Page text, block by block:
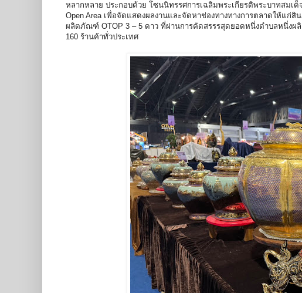
หลากหลาย ประกอบด้วย โซนนิทรรศการเฉลิมพระเกียรติพระบาทสมเ
Open Area เพื่อจัดแสดงผลงานและจัดหาช่องทางทางการตลาดให้แก่
ผลิตภัณฑ์ OTOP 3 – 5 ดาว ที่ผ่านการคัดสรรรสุดยอดหนึ่งตำบลหนึ่ง
160 ร้านค้าทั่วประเทศ